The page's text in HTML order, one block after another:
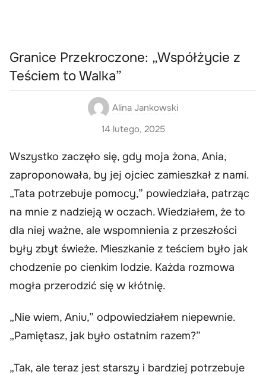
Granice Przekroczone: „Współżycie z
Teściem to Walka”
Alina Jankowski
14 lutego, 2025
Wszystko zaczęło się, gdy moja żona, Ania,
zaproponowała, by jej ojciec zamieszkał z nami.
„Tata potrzebuje pomocy,” powiedziała, patrząc
na mnie z nadzieją w oczach. Wiedziałem, że to
dla niej ważne, ale wspomnienia z przeszłości
były zbyt świeże. Mieszkanie z teściem było jak
chodzenie po cienkim lodzie. Każda rozmowa
mogła przerodzić się w kłótnię.
„Nie wiem, Aniu,” odpowiedziałem niepewnie.
„Pamiętasz, jak było ostatnim razem?”
„Tak, ale teraz jest starszy i bardziej potrzebuje